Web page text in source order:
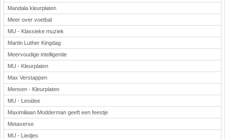
Mandala kleurplaten
Meer over voetbal
MU - Klassieke muziek
Martin Luther Kingdag
Meervoudige intelligentie
MU - Kleurplaten
Max Verstappen
Mensen - Kleurplaten
MU - Lesidee
Maximiliaan Modderman geeft een feestje
Metaverse
MU - Liedjes